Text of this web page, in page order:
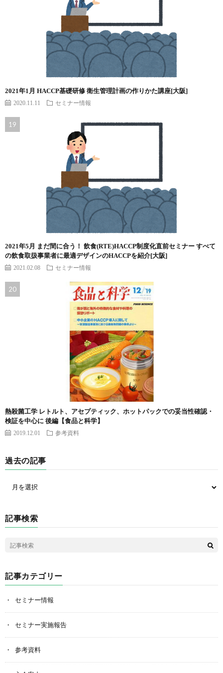
2021年1月 HACCP基礎研修 衛生管理計画の作りかた講座[大阪]
2020.11.11 セミナー情報
2021年5月 まだ間に合う！ 飲食(RTE)HACCP制度化直前セミナー すべて
の飲食取扱事業者に最適デザインのHACCPを紹介[大阪]
2021.02.08 セミナー情報
熱殺菌工学 レトルト、アセプティック、ホットパックでの妥当性確認・
検証を中心に 後編【食品と科学】
2019.12.01 参考資料
過去の記事
記事検索
記事カテゴリー
セミナー情報
セミナー実施報告
参考資料